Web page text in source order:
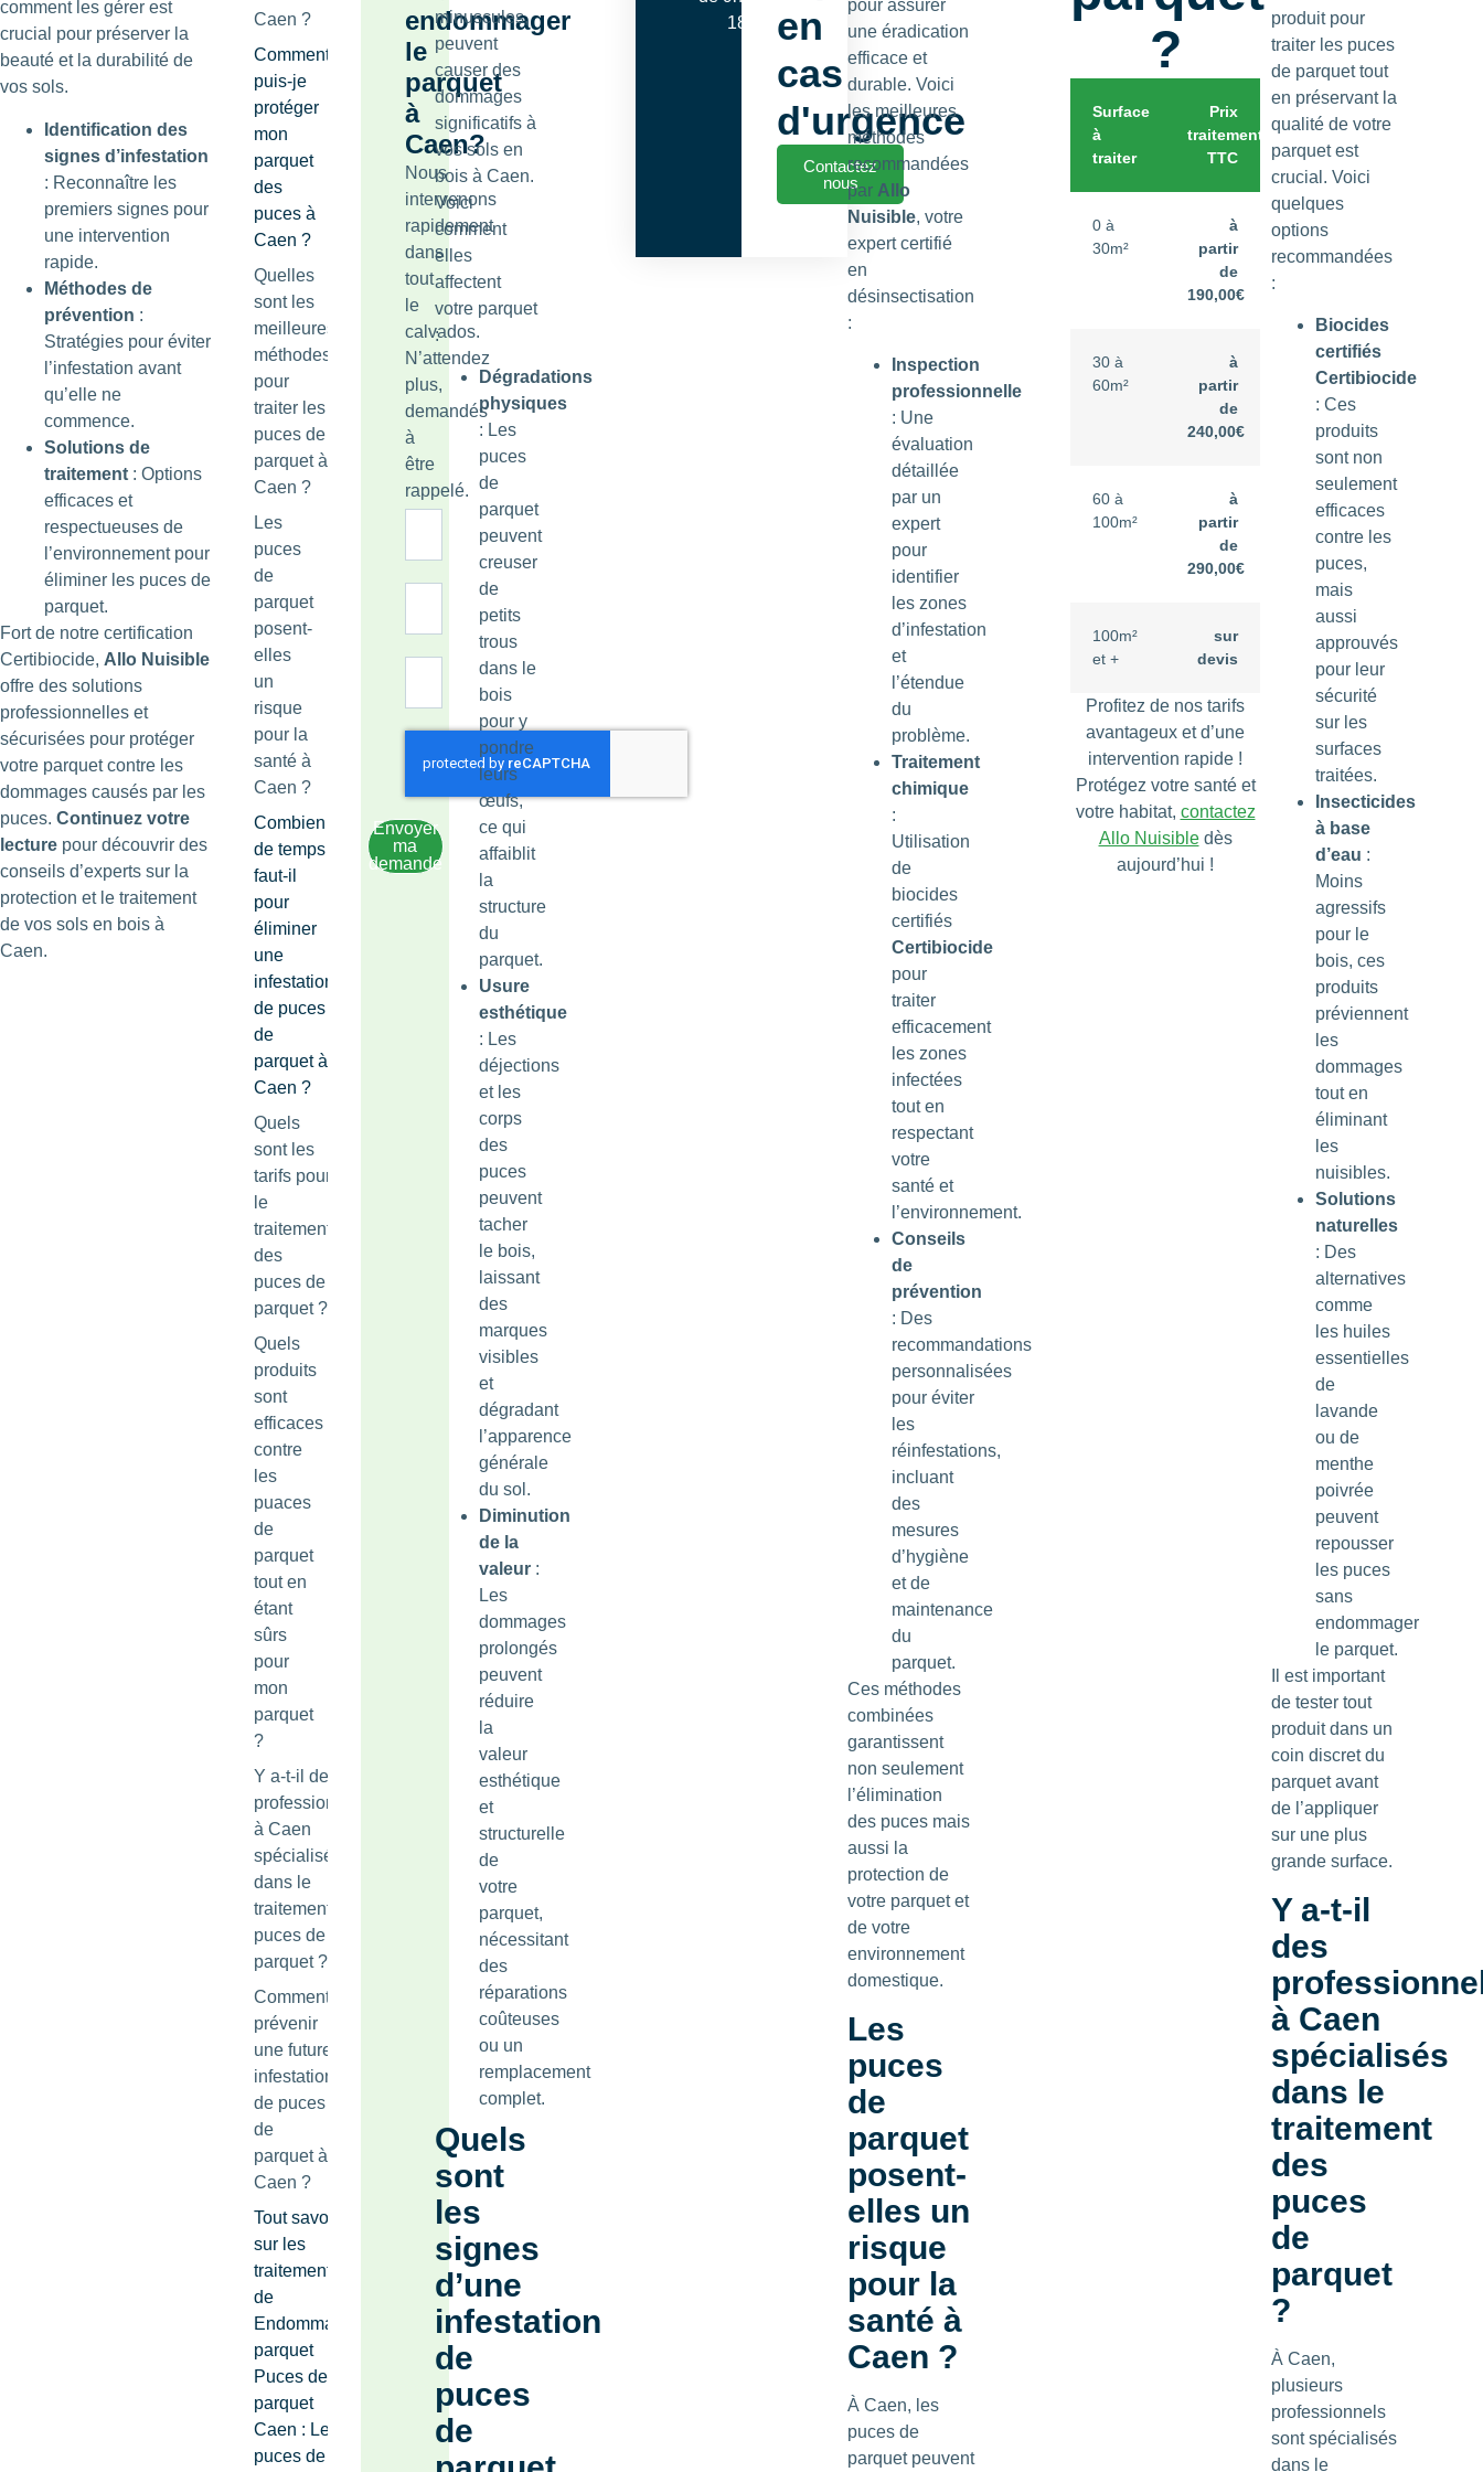
comment les gérer est
crucial pour préserver la
beauté et la durabilité de
vos sols.
Identification des
signes d’infestation
: Reconnaître les
premiers signes pour
une intervention
rapide.
Méthodes de
prévention :
Stratégies pour éviter
l’infestation avant
qu’elle ne
commence.
Solutions de
traitement : Options
efficaces et
respectueuses de
l’environnement pour
éliminer les puces de
parquet.
Fort de notre certification
Certibiocide, Allo Nuisible
offre des solutions
professionnelles et
sécurisées pour protéger
votre parquet contre les
dommages causés par les
puces. Continuez votre
lecture pour découvrir des
conseils d’experts sur la
protection et le traitement
de vos sols en bois à
Caen.
Caen ?
Comment
puis-je
protéger
mon
parquet
des
puces à
Caen ?
Quelles
sont les
meilleures
méthodes
pour
traiter les
puces de
parquet à
Caen ?
Les
puces
de
parquet
posent-
elles
un
risque
pour la
santé à
Caen ?
Combien
de temps
faut-il
pour
éliminer
une
infestation
de puces
de
parquet à
Caen ?
Quels
sont les
tarifs pour
le
traitement
des
puces de
parquet ?
Quels
produits
sont
efficaces
contre
les
puaces
de
parquet
tout en
étant
sûrs
pour
mon
parquet
?
Y a-t-il des
professionnels
à Caen
spécialisés
dans le
traitement des
puces de
parquet ?
Comment
prévenir
une future
infestation
de puces
de
parquet à
Caen ?
Tout savoir
sur les
traitements
de
Endommager
parquet
Puces de
parquet
Caen : Les
puces de
endommager
le
parquet
à
Caen?
Nous
intervenons
rapidement
dans
tout
le
calvados.
N’attendez
plus,
demandés
à
être
rappelé.
Envoyer
ma
demande
minuscules,
peuvent
causer des
dommages
significatifs à
vos sols en
bois à Caen.
Voici
comment
elles
affectent
votre parquet
:
Dégradations
physiques
: Les
puces
de
parquet
peuvent
creuser
de
petits
trous
dans le
bois
pour y
pondre
leurs
œufs,
ce qui
affaiblit
la
structure
du
parquet.
Usure
esthétique
: Les
déjections
et les
corps
des
puces
peuvent
tacher
le bois,
laissant
des
marques
visibles
et
dégradant
l’apparence
générale
du sol.
Diminution
de la
valeur :
Les
dommages
prolongés
peuvent
réduire
la
valeur
esthétique
et
structurelle
de
votre
parquet,
nécessitant
des
réparations
coûteuses
ou un
remplacement
complet.
Quels
sont
les
signes
d’une
infestation
de
puces
de
18h00 en
cas
d'urgence
Contactez
nous
pour assurer
une éradication
efficace et
durable. Voici
les meilleures
méthodes
recommandées
par Allo
Nuisible, votre
expert certifié
en
désinsectisation
:
Inspection
professionnelle
: Une
évaluation
détaillée
par un
expert
pour
identifier
les zones
d’infestation
et
l’étendue
du
problème.
Traitement
chimique
:
Utilisation
de
biocides
certifiés
Certibiocide
pour
traiter
efficacement
les zones
infectées
tout en
respectant
votre
santé et
l’environnement.
Conseils
de
prévention
: Des
recommandations
personnalisées
pour éviter
les
réinfestations,
incluant
des
mesures
d’hygiène
et de
maintenance
du
parquet.
Ces méthodes
combinées
garantissent
non seulement
l’élimination
des puces mais
aussi la
protection de
votre parquet et
de votre
environnement
domestique.
Les
puces
de
parquet
posent-
elles un
risque
pour la
santé à
Caen ?
À Caen, les
puces de
parquet peuvent
?
Surface
à
traiter
Prix
traitement
TTC
0 à
30m²
à
partir
de
190,00€
30 à
60m²
à
partir
de
240,00€
60 à
100m²
à
partir
de
290,00€
100m²
et +
sur
devis
Profitez de nos tarifs
avantageux et d’une
intervention rapide !
Protégez votre santé et
votre habitat, contactez
Allo Nuisibledès
aujourd’hui !
produit pour
traiter les puces
de parquet tout
en préservant la
qualité de votre
parquet est
crucial. Voici
quelques
options
recommandées
:
Biocides
certifiés
Certibiocide
: Ces
produits
sont non
seulement
efficaces
contre les
puces,
mais
aussi
approuvés
pour leur
sécurité
sur les
surfaces
traitées.
Insecticides
à base
d’eau :
Moins
agressifs
pour le
bois, ces
produits
préviennent
les
dommages
tout en
éliminant
les
nuisibles.
Solutions
naturelles
: Des
alternatives
comme
les huiles
essentielles
de
lavande
ou de
menthe
poivrée
peuvent
repousser
les puces
sans
endommager
le parquet.
Il est important
de tester tout
produit dans un
coin discret du
parquet avant
de l’appliquer
sur une plus
grande surface.
Y a-t-il
des
à Caen
spécialisés
dans le
traitement
des
puces
de
parquet
?
À Caen,
plusieurs
professionnels
sont spécialisés
dans le